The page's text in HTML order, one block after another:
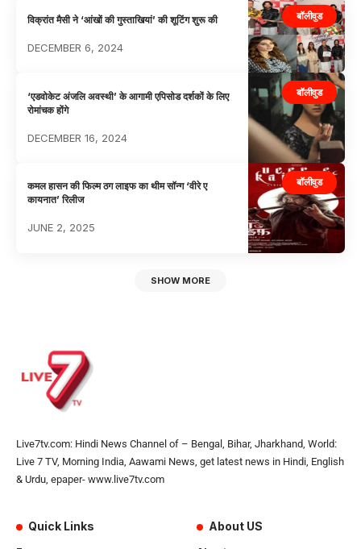
बॉलीवुड
विक्रांत मैसी ने ‘आंखों की गुस्ताखियां’ की शूटिंग शुरू की
DECEMBER 6, 2024
बॉलीवुड
‘एडवोकेट अंजलि अवस्थी’ के आगामी एपिसोड दर्शकों के लिए
रोमांचक होंगे
DECEMBER 16, 2024
बॉलीवुड
कमल हासन की फिल्म ठग लाइफ का थीम सॉन्ग ‘वीरे ए
कायनात’ रिलीज
JUNE 2, 2025
SHOW MORE
Live7tv.com: Hindi News Channel of – Bengal, Bihar, Jharkhand, World:
Live 7 TV, Morning India, Aawami News, get latest news in Hindi, English
& Urdu, epaper- www.live7tv.com
Quick Links About US